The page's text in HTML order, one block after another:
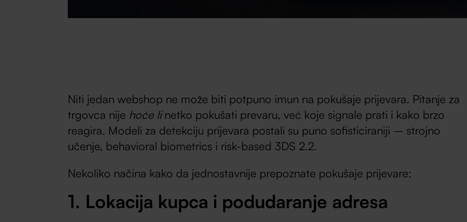
Niti jedan webshop ne može biti potpuno imun na pokušaje prijevara. Pitanje za
trgovca nije hoće linetko pokušati prevaru, već koje signale prati i kako brzo
reagira. Modeli za detekciju prijevara postali su puno sofisticiraniji – strojno
učenje, behavioral biometrics i risk-based 3DS 2.2.
Nekoliko načina kako da jednostavnije prepoznate pokušaje prijevare:
1. Lokacija kupca i podudaranje adresa